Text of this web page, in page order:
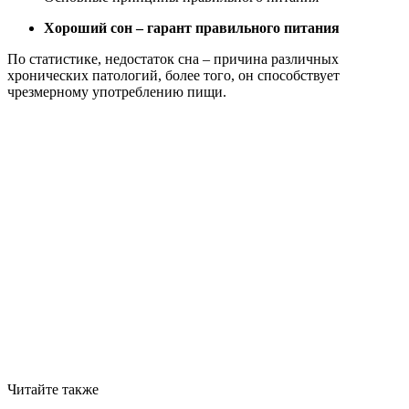
Хороший сон – гарант правильного питания
По статистике, недостаток сна – причина различных
хронических патологий, более того, он способствует
чрезмерному употреблению пищи.
Читайте также